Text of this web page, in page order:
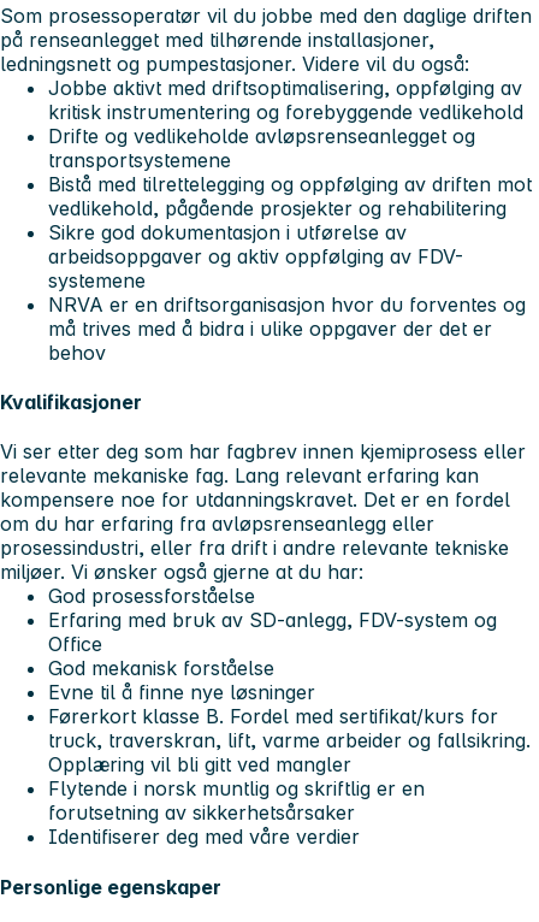
Som prosessoperatør vil du jobbe med den daglige driften
på renseanlegget med tilhørende installasjoner,
ledningsnett og pumpestasjoner. Videre vil du også:
Jobbe aktivt med driftsoptimalisering, oppfølging av
kritisk instrumentering og forebyggende vedlikehold
Drifte og vedlikeholde avløpsrenseanlegget og
transportsystemene
Bistå med tilrettelegging og oppfølging av driften mot
vedlikehold, pågående prosjekter og rehabilitering
Sikre god dokumentasjon i utførelse av
arbeidsoppgaver og aktiv oppfølging av FDV-
systemene
NRVA er en driftsorganisasjon hvor du forventes og
må trives med å bidra i ulike oppgaver der det er
behov
Kvalifikasjoner
Vi ser etter deg som har fagbrev innen kjemiprosess eller
relevante mekaniske fag. Lang relevant erfaring kan
kompensere noe for utdanningskravet. Det er en fordel
om du har erfaring fra avløpsrenseanlegg eller
prosessindustri, eller fra drift i andre relevante tekniske
miljøer. Vi ønsker også gjerne at du har:
God prosessforståelse
Erfaring med bruk av SD-anlegg, FDV-system og
Office
God mekanisk forståelse
Evne til å finne nye løsninger
Førerkort klasse B. Fordel med sertifikat/kurs for
truck, traverskran, lift, varme arbeider og fallsikring.
Opplæring vil bli gitt ved mangler
Flytende i norsk muntlig og skriftlig er en
forutsetning av sikkerhetsårsaker
Identifiserer deg med våre verdier
Personlige egenskaper